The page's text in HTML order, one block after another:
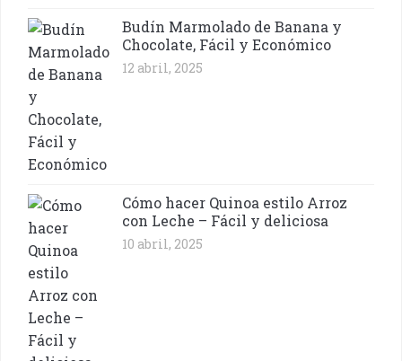
Budín Marmolado de Banana y
Chocolate, Fácil y Económico
12 abril, 2025
Cómo hacer Quinoa estilo Arroz
con Leche – Fácil y deliciosa
10 abril, 2025